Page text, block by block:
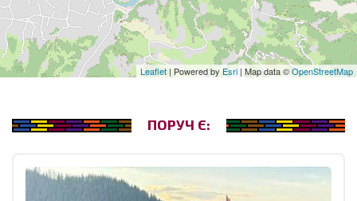
Leaflet | Powered byEsri | Map data ©OpenStreetMap
ПОРУЧ Є: